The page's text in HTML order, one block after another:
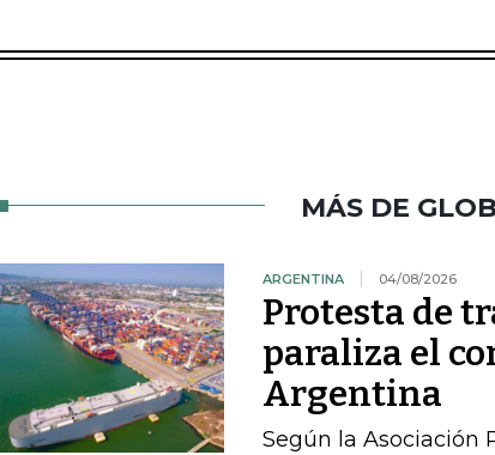
MÁS DE
ARGENTINA 04/08/2026
Protesta de
paraliza el
Argentina
Según la Asociación